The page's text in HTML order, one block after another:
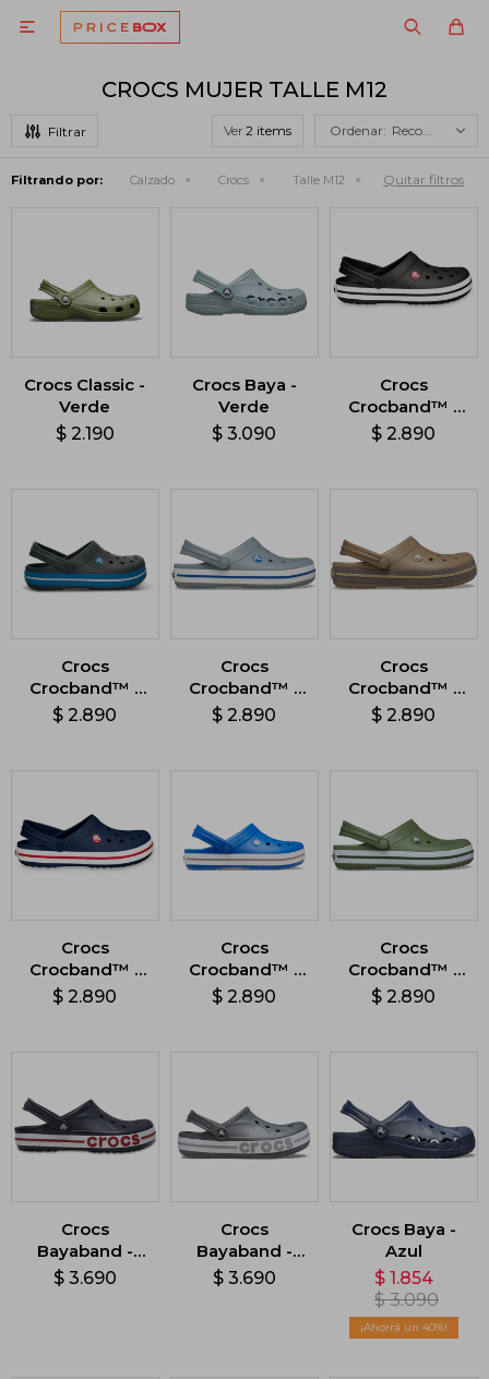

CROCS MUJER TALLE M12
Ver Recomendados
Filtrando por: Calzado Crocs Talle M12 Quitar filtros
Crocs Classic -
Verde
$ 2.190
Crocs Baya -
Verde
$ 3.090
Crocs
Crocband™ -
Negro
$ 2.890
Crocs
Crocband™ -
Gris
$ 2.890
Crocs
Crocband™ -
Gris
$ 2.890
Crocs
Crocband™ -
Marrón
$ 2.890
Crocs
Crocband™ -
Azul
$ 2.890
Crocs
Crocband™ -
Azul
$ 2.890
Crocs
Crocband™ -
Verde
$ 2.890
Crocs
Bayaband -
Azul
$ 3.690
Crocs
Bayaband -
Gris
$ 3.690
Crocs Baya -
Azul
$ 1.854
$ 3.090
40